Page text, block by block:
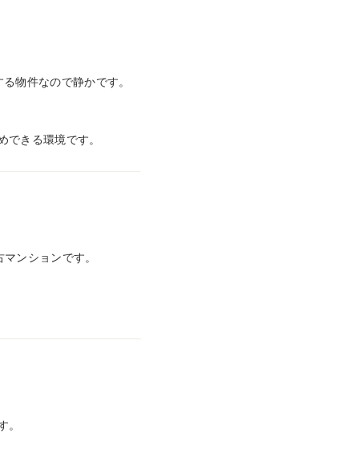
物件なので静かです。
きる環境です。
ンションです。
。